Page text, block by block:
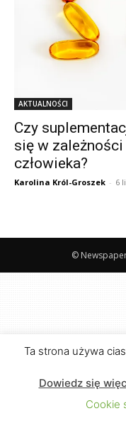
AKTUALNOŚCI
Czy
się w
człowieka?
Karolina Król-Groszek - 6
©
Ta strona używa
Dowiedz się
Cookie